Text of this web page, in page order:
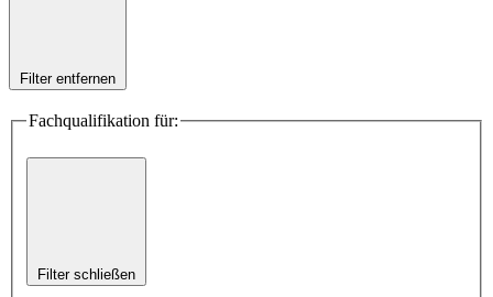
Filter entfernen
Fachqualifikation für:
Filter schließen